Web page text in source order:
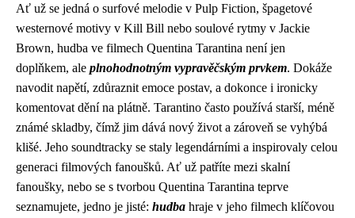
Ať už se jedná o surfové melodie v Pulp Fiction, špagetové
westernové motivy v Kill Bill nebo soulové rytmy v Jackie
Brown, hudba ve filmech Quentina Tarantina není jen
doplňkem, ale plnohodnotným vypravěčským prvkem. Dokáže
navodit napětí, zdůraznit emoce postav, a dokonce i ironicky
komentovat dění na plátně. Tarantino často používá starší, méně
známé skladby, čímž jim dává nový život a zároveň se vyhýbá
klišé. Jeho soundtracky se staly legendárními a inspirovaly celou
generaci filmových fanoušků. Ať už patříte mezi skalní
fanoušky, nebo se s tvorbou Quentina Tarantina teprve
seznamujete, jedno je jisté: hudba hraje v jeho filmech klíčovou